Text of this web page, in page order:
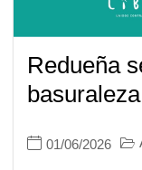
Redueña
01/06/2026